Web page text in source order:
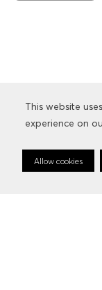
This website
experience on
Allow cookies
This website
experience on
Allow cookies